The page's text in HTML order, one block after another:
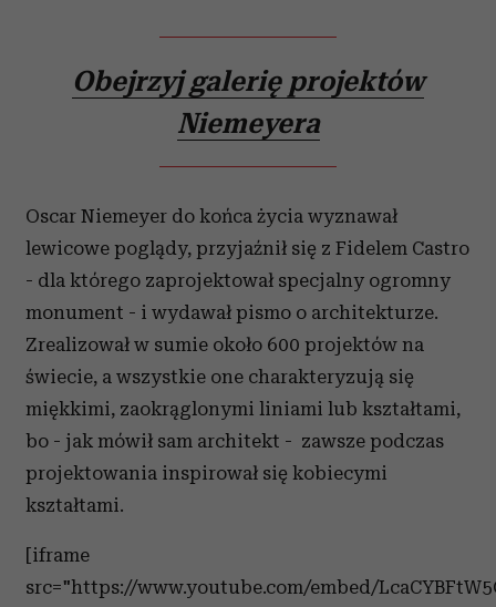
Obejrzyj galerię projektów
Niemeyera
Oscar Niemeyer do końca życia wyznawał
lewicowe poglądy, przyjaźnił się z Fidelem Castro
- dla którego zaprojektował specjalny ogromny
monument - i wydawał pismo o architekturze.
Zrealizował w sumie około 600 projektów na
świecie, a wszystkie one charakteryzują się
miękkimi, zaokrąglonymi liniami lub kształtami,
bo - jak mówił sam architekt - zawsze podczas
projektowania inspirował się kobiecymi
kształtami.
[iframe
src="https://www.youtube.com/embed/